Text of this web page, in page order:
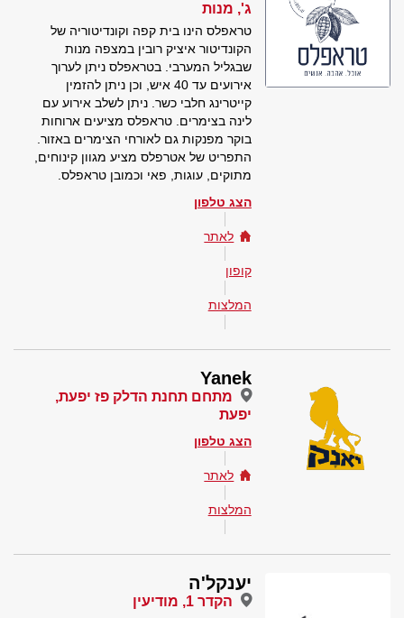
ג', מנות
טראפלס הינו בית קפה וקונדיטוריה של
הקונדיטור איציק רובין במצפה מנות
שבגליל המערבי. בטראפלס ניתן לערוך
אירועים עד 40 איש, וכן ניתן להזמין
קייטרינג חלבי כשר. ניתן לשלב אירוע עם
לינה בצימרים. טראפלס מציעים ארוחות
בוקר מפנקות גם לאורחי הצימרים באזור.
התפריט של אטרפלס מציע מגוון קינוחים,
מתוקים, עוגות, פאי וכמובן טראפלס.
הצג טלפון
לאתר
קופון
המלצות
Yanek
מתחם תחנת הדלק פז יפעת,
יפעת
הצג טלפון
לאתר
המלצות
יענקל'ה
הקדר 1, מודיעין